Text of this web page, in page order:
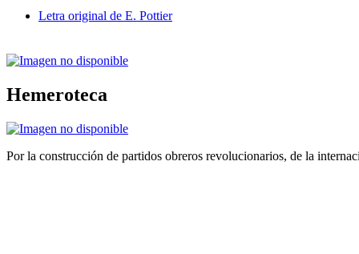
Letra original de E. Pottier
Hemeroteca
Por la construcción de partidos obreros revolucionarios, de la